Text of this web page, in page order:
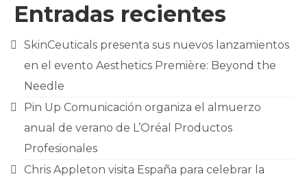
BLOG
CONTACTO
Entradas recientes
SkinCeuticals presenta sus nuevos lanzamientos
en el evento Aesthetics Première: Beyond the
Needle
Pin Up Comunicación organiza el almuerzo
anual de verano de L’Oréal Productos
Profesionales
Chris Appleton visita España para celebrar la